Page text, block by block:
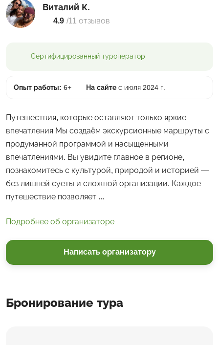
Виталий К.
4.9 /11 отзывов
Сертифицированный туроператор
Опыт работы: 6+ На сайте с июля 2024 г.
Путешествия, которые оставляют только яркие
впечатления Мы создаём экскурсионные маршруты с
продуманной программой и насыщенными
впечатлениями. Вы увидите главное в регионе,
познакомитесь с культурой, природой и историей —
без лишней суеты и сложной организации. Каждое
путешествие позволяет ...
Подробнее об организаторе
Написать организатору
Бронирование тура